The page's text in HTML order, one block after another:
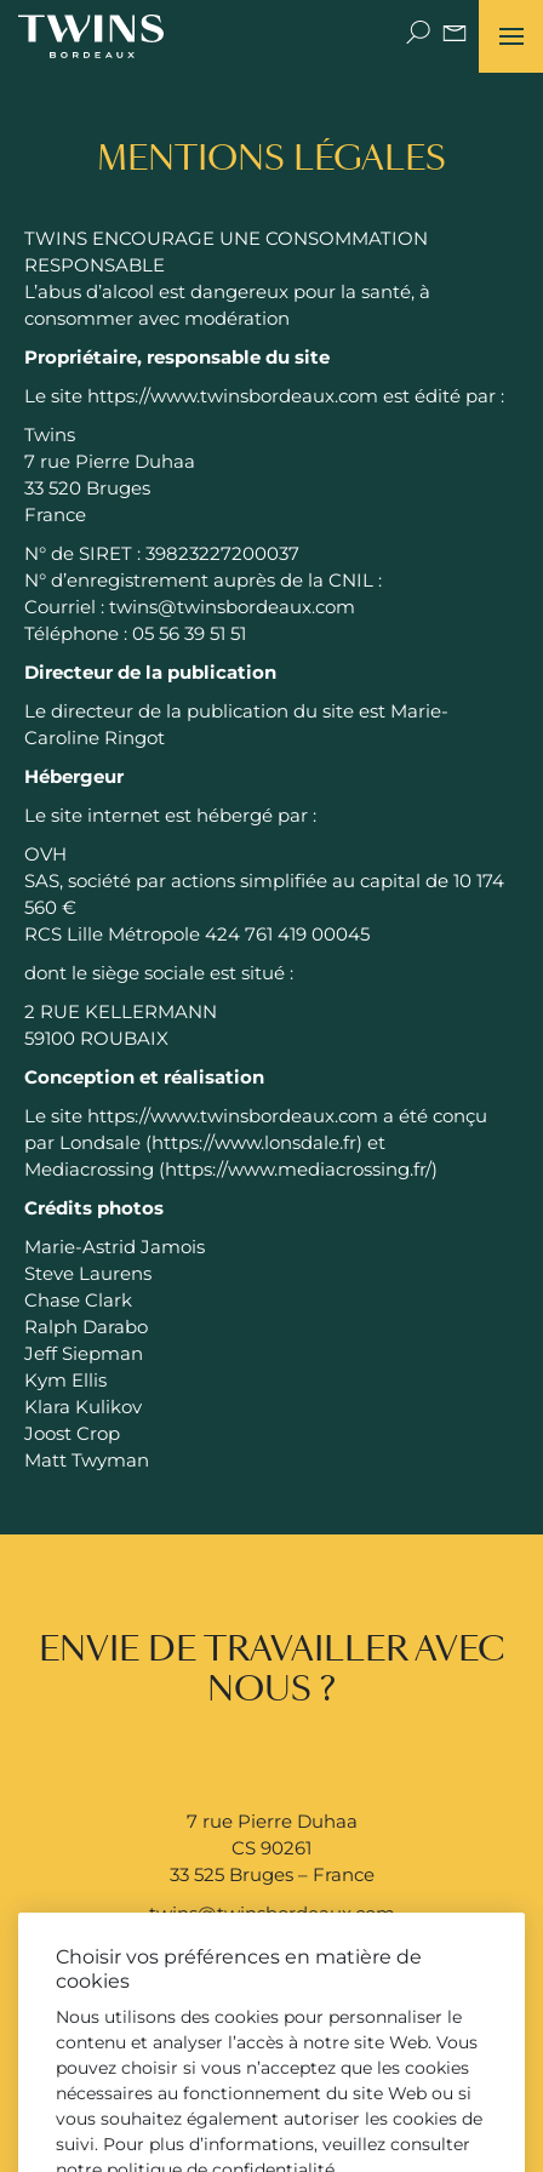
POURQUOI PAS TWINS ?
THE PLACE (DE BORDEAUX) TO BE
VIDÉOS
LET’S TALK
FACE TO FACE
TWINSETTER
CONTACTEZ-NOUS
FR EN
MENTIONS LÉGALES
TWINS ENCOURAGE UNE CONSOMMATION
RESPONSABLE
L’abus d’alcool est dangereux pour la santé, à
consommer avec modération
Propriétaire, responsable du site
Le site https://www.twinsbordeaux.com est édité par :
Twins
7 rue Pierre Duhaa
33 520 Bruges
France
N° de SIRET : 39823227200037
N° d’enregistrement auprès de la CNIL :
Courriel : twins@twinsbordeaux.com
Téléphone : 05 56 39 51 51
Directeur de la publication
Le directeur de la publication du site est Marie-
Caroline Ringot
Hébergeur
Le site internet est hébergé par :
OVH
SAS, société par actions simplifiée au capital de 10 174
560 €
RCS Lille Métropole 424 761 419 00045
dont le siège sociale est situé :
2 RUE KELLERMANN
59100 ROUBAIX
Conception et réalisation
Le site https://www.twinsbordeaux.com a été conçu
par Londsale (https://www.lonsdale.fr) et
Mediacrossing (https://www.mediacrossing.fr/)
Crédits photos
Marie-Astrid Jamois
Steve Laurens
Chase Clark
Ralph Darabo
Jeff Siepman
Kym Ellis
Klara Kulikov
Joost Crop
Matt Twyman
ENVIE DE TRAVAILLER AVEC
NOUS ?
7 rue Pierre Duhaa
CS 90261
33 525 Bruges – France
twins@twinsbordeaux.com
+33 (0)5 56 39 51 51
CONTACTEZ-NOUS
Choisir vos préférences en matière de
cookies
Nous utilisons des cookies pour personnaliser le
contenu et analyser l’accès à notre site Web. Vous
pouvez choisir si vous n’acceptez que les cookies
nécessaires au fonctionnement du site Web ou si
vous souhaitez également autoriser les cookies de
suivi. Pour plus d’informations, veuillez consulter